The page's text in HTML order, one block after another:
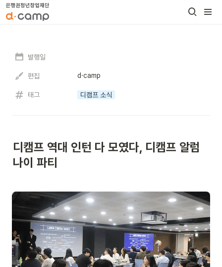
발행일
편집 d·camp
태그 디캠프 소식
디캠프 역대 인턴 다 모였다, 디캠프 알럼
나이 파티